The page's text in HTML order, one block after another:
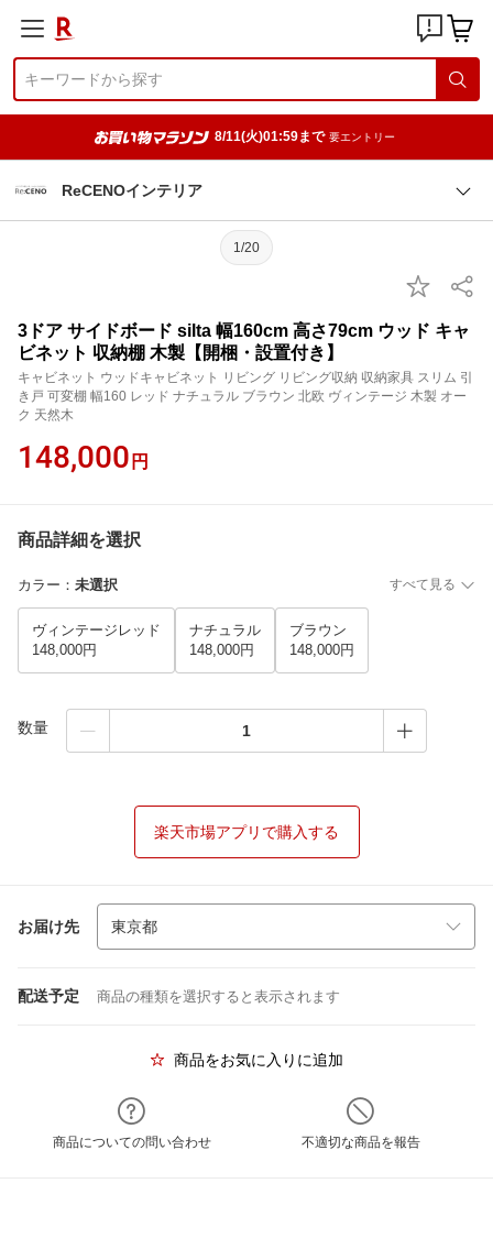
8/11(火)01:59まで 要エントリー
ReCENOインテリア
1/20
3ドア サイドボード silta 幅160cm 高さ79cm ウッド キャ
ビネット 収納棚 木製【開梱・設置付き】
キャビネット ウッドキャビネット リビング リビング収納 収納家具 スリム 引
き戸 可変棚 幅160 レッド ナチュラル ブラウン 北欧 ヴィンテージ 木製 オー
ク 天然木
148,000 円
商品詳細を選択
カラー ： 未選択 すべて見る
ヴィンテージレッド
148,000円
ナチュラル
148,000円
ブラウン
148,000円
数量
楽天市場アプリで購入する
お届け先
配送予定 商品の種類を選択すると表示されます
商品をお気に入りに追加
商品についての問い合わせ 不適切な商品を報告